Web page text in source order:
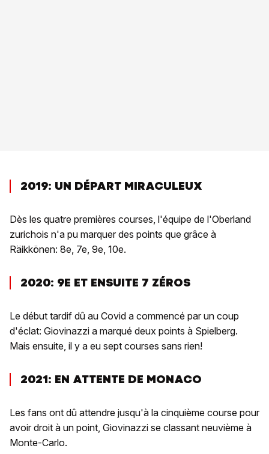
2019: UN DÉPART MIRACULEUX
Dès les quatre premières courses, l'équipe de l'Oberland
zurichois n'a pu marquer des points que grâce à
Räikkönen: 8e, 7e, 9e, 10e.
2020: 9E ET ENSUITE 7 ZÉROS
Le début tardif dû au Covid a commencé par un coup
d'éclat: Giovinazzi a marqué deux points à Spielberg.
Mais ensuite, il y a eu sept courses sans rien!
2021: EN ATTENTE DE MONACO
Les fans ont dû attendre jusqu'à la cinquième course pour
avoir droit à un point, Giovinazzi se classant neuvième à
Monte-Carlo.